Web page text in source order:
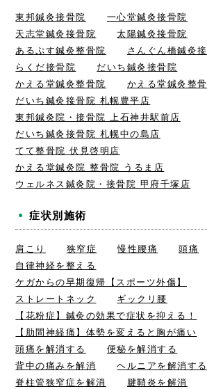
東邦鍼灸接骨院
一心堂鍼灸接骨院
天志堂鍼灸接骨院
太陽鍼灸接骨院
あるぷす鍼灸整骨院
さんぐん橋鍼灸
らくだ接骨院
だいち鍼灸接骨院
かえる堂鍼灸整骨院
かえる堂鍼灸整
だいち鍼灸接骨院 札幌豊平店
東邦鍼灸院・接骨院 上石神井駅前店
だいち鍼灸接骨院 札幌中の島店
てて整骨院 伏見啓明店
かえる堂鍼灸院 整骨院 うるま店
ウェルネス鍼灸院・接骨院 甲府千塚店
症状別施術
肩こり 狭窄症 慢性腰痛 頭痛
自律神経を整える
ケガからの早期復帰【スポーツ外傷】
ストレートネック
ギックリ腰
【花粉症】鍼灸の効果で症状を抑える！
【肋間神経痛】体勢を変えると胸が痛い
頭痛を解消する
便秘を解消する
背中の痛みを解消
ヘルニアを解消する
脊柱管狭窄症を解消
腱鞘炎を解消